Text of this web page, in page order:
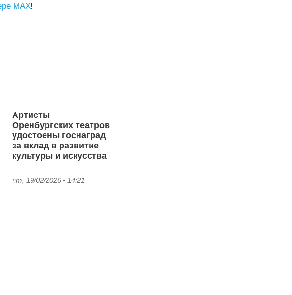
MAX!
Артисты
Оренбургских театров
удостоены госнаград
за вклад в развитие
культуры и искусства
чт, 19/02/2026 - 14:21